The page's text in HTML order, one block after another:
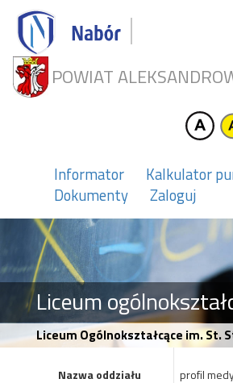
POWIAT
Informator
Kalkulator
Dokumenty
Zaloguj
Liceum
Liceum Ogólnokształcące im. St.
Nazwa oddziału profil